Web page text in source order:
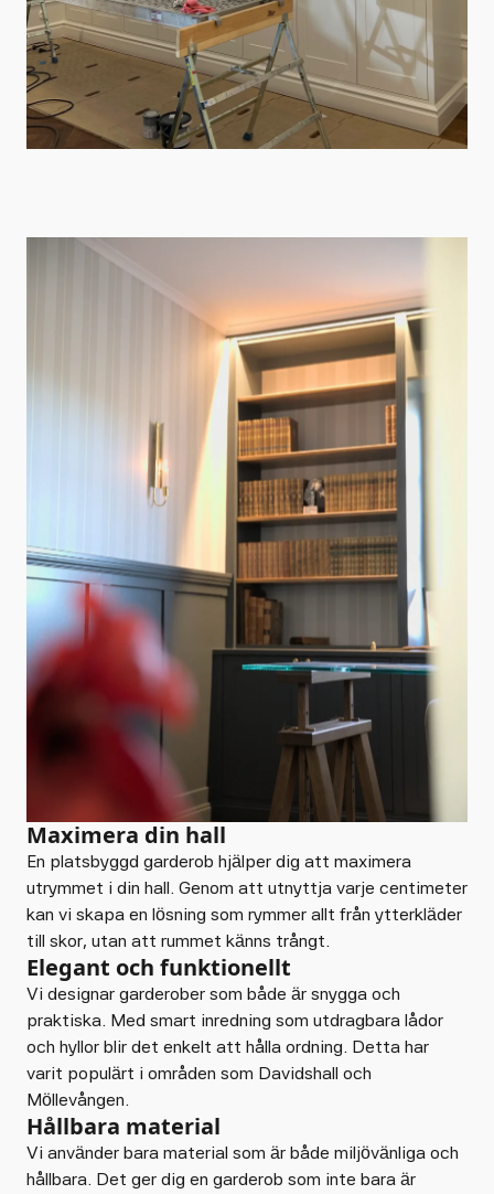
Maximera din hall
En platsbyggd garderob hjälper dig att maximera
utrymmet i din hall. Genom att utnyttja varje centimeter
kan vi skapa en lösning som rymmer allt från ytterkläder
till skor, utan att rummet känns trångt.
Elegant och funktionellt
Vi designar garderober som både är snygga och
praktiska. Med smart inredning som utdragbara lådor
och hyllor blir det enkelt att hålla ordning. Detta har
varit populärt i områden som Davidshall och
Möllevången.
Hållbara material
Vi använder bara material som är både miljövänliga och
hållbara. Det ger dig en garderob som inte bara är